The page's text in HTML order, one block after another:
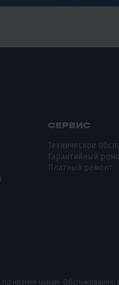
СЕРВИС
Техническое
Гарантийный
Платный ремонт
по низким ценам. Обслуживание,